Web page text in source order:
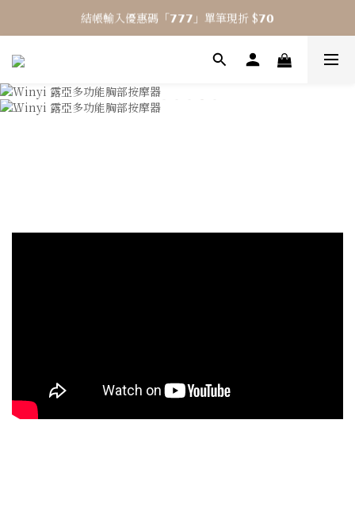
⎯ 𝟴 月活動 WINYI 七夕愉悅月⎯
結帳輸入優惠碼「𝟳𝟳𝟳」單筆現折 $𝟳𝟬
⎯ 𝟴 月活動 WINYI 七夕愉悅月⎯